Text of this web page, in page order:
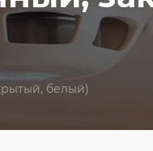
белый)